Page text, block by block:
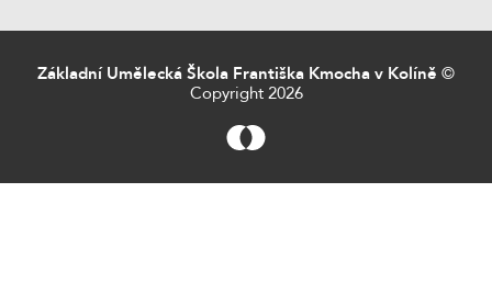
Základní Umělecká Škola Františka Kmocha v Kolíně ©
Copyright 2026